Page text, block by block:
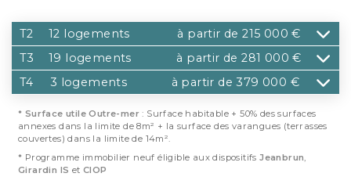
T2 12 logements
à partir de 215 000 €
T3
19 logements
à partir de 281 000 €
T4
3 logements à partir de 379 000 €
* Surface utile Outre-mer : Surface habitable + 50% des surfaces
annexes dans la limite de 8m² + la surface des varangues (terrasses
couvertes) dans la limite de 14m².
* Programme immobilier neuf éligible aux dispositifsJeanbrun,
Girardin IS etCIOP